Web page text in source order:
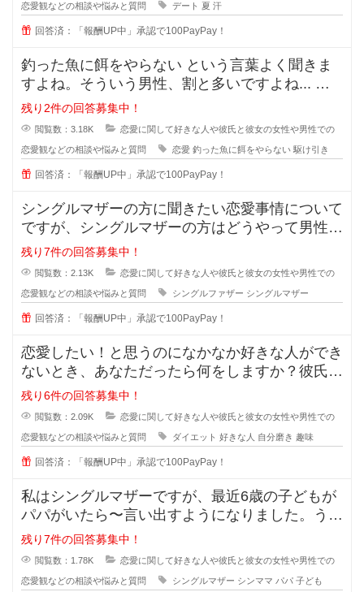
恋愛観などの相談や悩みと質問 デート 夏 汗
回答済：「報酬UP中」承認で100PayPay！
釣った魚に餌をやらない という言葉よく聞きま
すよね。そういう男性、割と多いですよね... な
ぜ付き合った途端に覚めたよう
残り2件の回答募集中！
閲覧数：3.18K 恋愛に関して好きな人や彼氏と彼女の女性や男性での
恋愛観などの相談や悩みと質問 恋愛 釣った魚に餌をやらない 駆け引き
回答済：「報酬UP中」承認で100PayPay！
シングルマザーの方に聞きたい恋愛事情について
ですが、シングルマザーの方はどうやって男性と
会う時間を作っているのでしょうか
残り7件の回答募集中！
閲覧数：2.13K 恋愛に関して好きな人や彼氏と彼女の女性や男性での
恋愛観などの相談や悩みと質問 シングルファザー シングルマザー
回答済：「報酬UP中」承認で100PayPay！
恋愛したい！と思うのになかなか好きな人ができ
ないとき、あなただったら何をしますか？彼氏が
欲しい！彼女がほしい！と思ってい
残り6件の回答募集中！
閲覧数：2.09K 恋愛に関して好きな人や彼氏と彼女の女性や男性での
恋愛観などの相談や悩みと質問 ダイエット 好きな人 自分磨き 趣味
回答済：「報酬UP中」承認で100PayPay！
私はシングルマザーですが、最近6歳の子どもが
パパがいたら〜言い出すようになりました。うち
ではもう元旦那との関係も完全に切
残り7件の回答募集中！
閲覧数：1.78K 恋愛に関して好きな人や彼氏と彼女の女性や男性での
恋愛観などの相談や悩みと質問 シングルマザー シンママ パパ 子ども